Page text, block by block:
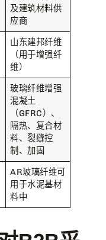
及建筑材料供
应商
山东建邦纤维
（用于增强纤
维）
玻璃纤维增强
混凝土
（GFRC）、
隔热、复合材
料、裂缝控
制、加固
AR玻璃纤维可
用于水泥基材
料中